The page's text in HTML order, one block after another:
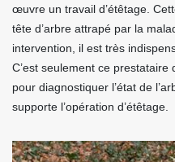
œuvre un travail d’étêtage.
tête d’arbre attrapé par la
intervention, il est très
C’est seulement ce
pour diagnostiquer l’état de
supporte l’opération d’étêtage.